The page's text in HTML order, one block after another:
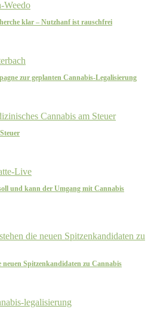
klar – Nutzhanf ist rauschfrei
zur geplanten Cannabis-Legalisierung
und kann der Umgang mit Cannabis
neuen Spitzenkandidaten zu Cannabis